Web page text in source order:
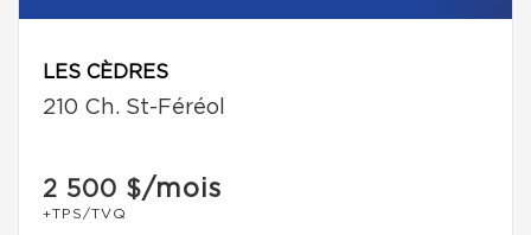
LES CÈDRES
210 Ch. St-Féréol
2 500 $/mois
+TPS/TVQ